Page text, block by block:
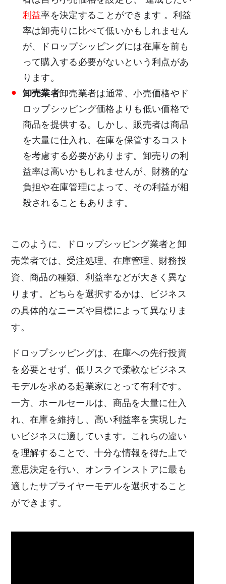
利益率を決定することができます 。利益
率は卸売りに比べて低いかもしれません
が、ドロップシッピングには在庫を前も
って購入する必要がないという利点があ
ります。
卸売業者卸売業者は通常、小売価格やド
ロップシッピング価格よりも低い価格で
商品を提供する。しかし、販売者は商品
を大量に仕入れ、在庫を保管するコスト
を考慮する必要があります。卸売りの利
益率は高いかもしれませんが、財務的な
負担や在庫管理によって、その利益が相
殺されることもあります。
このように、ドロップシッピング業者と卸
売業者では、受注処理、在庫管理、財務投
資、商品の種類、利益率などが大きく異な
ります。どちらを選択するかは、ビジネス
の具体的なニーズや目標によって異なりま
す。
ドロップシッピングは、在庫への先行投資
を必要とせず、低リスクで柔軟なビジネス
モデルを求める起業家にとって有利です。
一方、ホールセールは、商品を大量に仕入
れ、在庫を維持し、高い利益率を実現した
いビジネスに適しています。これらの違い
を理解することで、十分な情報を得た上で
意思決定を行い、オンラインストアに最も
適したサプライヤーモデルを選択すること
ができます。